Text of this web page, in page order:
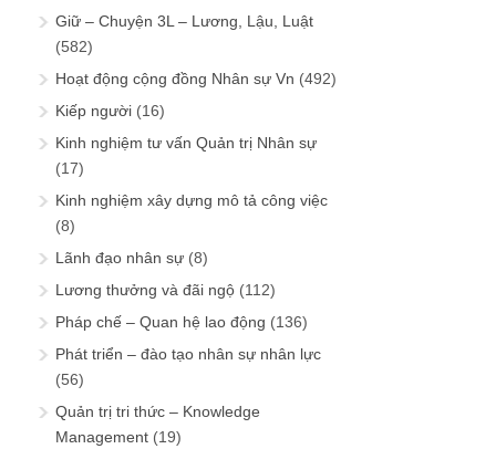
Giữ – Chuyện 3L – Lương, Lậu, Luật
(582)
Hoạt động cộng đồng Nhân sự Vn (492)
Kiếp người (16)
Kinh nghiệm tư vấn Quản trị Nhân sự
(17)
Kinh nghiệm xây dựng mô tả công việc
(8)
Lãnh đạo nhân sự (8)
Lương thưởng và đãi ngộ (112)
Pháp chế – Quan hệ lao động (136)
Phát triển – đào tạo nhân sự nhân lực
(56)
Quản trị tri thức – Knowledge
Management (19)